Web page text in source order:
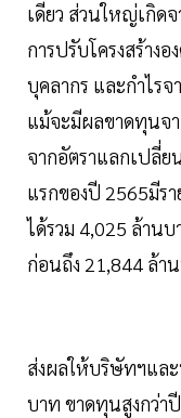
เดียว ส่วนใหญ่เกิดจ
การปรับโครงสร้าง
บุคลากร และกำไร
แม้จะมีผลขาดทุนจ
จากอัตราแลกเปลี่ย
แรกของปี 2565มีร
ได้รวม 4,025 ล้านบ
ก่อนถึง 21,844 ล้า
ส่งผลให้บริษัทฯแล
บาท ขาดทุนสูงกว่า